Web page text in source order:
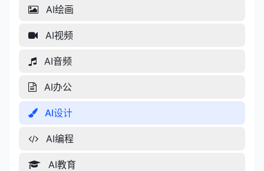
AI绘画
AI视频
AI音频
AI办公
AI设计
AI编程
AI教育